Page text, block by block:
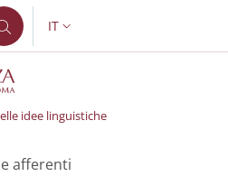
SELETTORE LINGUA:
IT
idee linguistiche
afferenti